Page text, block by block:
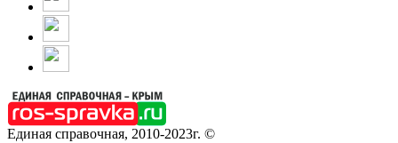
Единая справочная, 2010-2023г. ©